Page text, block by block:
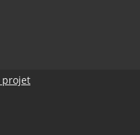
projet